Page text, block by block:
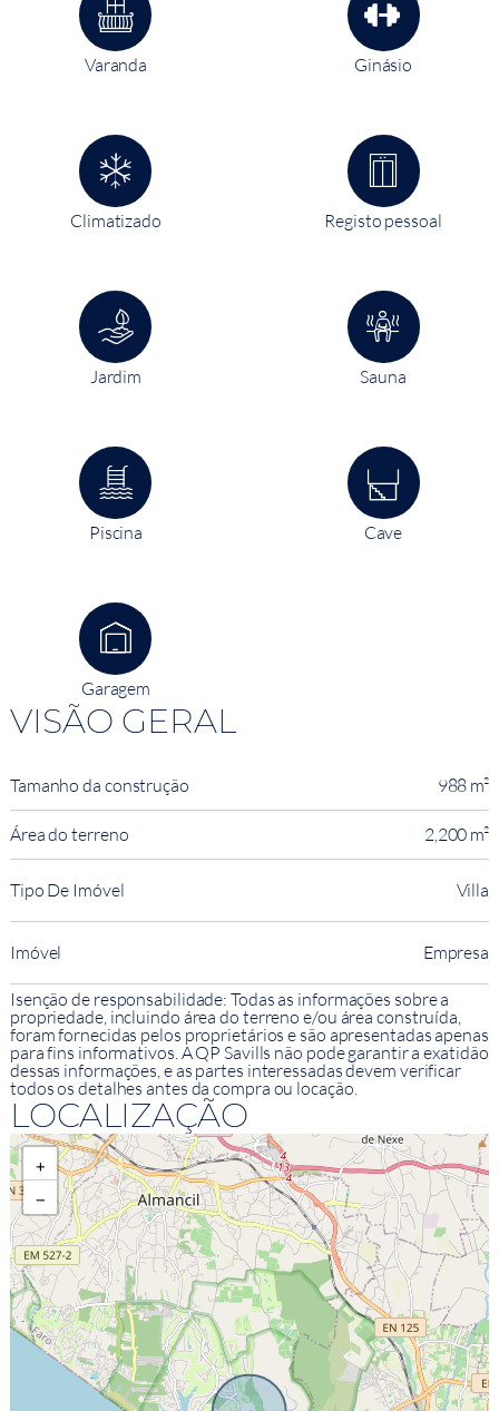
Varanda Ginásio
Climatizado Registo pessoal
Jardim Sauna
Piscina Cave
Garagem
VISÃO GERAL
Tamanho da construção 988 m²
Área do terreno 2,200 m²
Tipo De Imóvel Villa
Imóvel Empresa
Isenção de responsabilidade: Todas as informações sobre a
propriedade, incluindo área do terreno e/ou área construída,
foram fornecidas pelos proprietários e são apresentadas apenas
para fins informativos. A QP Savills não pode garantir a exatidão
dessas informações, e as partes interessadas devem verificar
todos os detalhes antes da compra ou locação.
LOCALIZAÇÃO
+
−